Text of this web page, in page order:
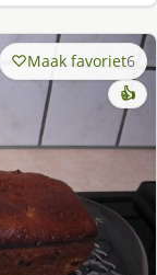
Maak favoriet6
👍